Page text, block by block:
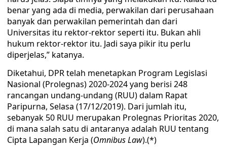
benar yang ada di media, perwakilan dari perusahaan
banyak dan perwakilan pemerintah dan dari
Universitas itu rektor-rektor seperti itu. Bukan ahli
hukum rektor-rektor itu. Jadi saya pikir itu perlu
diperjelas,” katanya.
Diketahui, DPR telah menetapkan Program Legislasi
Nasional (Prolegnas) 2020-2024 yang berisi 248
rancangan undang-undang (RUU) dalam Rapat
Paripurna, Selasa (17/12/2019). Dari jumlah itu,
sebanyak 50 RUU merupakan Prolegnas Prioritas 2020,
di mana salah satu di antaranya adalah RUU tentang
Cipta Lapangan Kerja (Omnibus Law).(*)